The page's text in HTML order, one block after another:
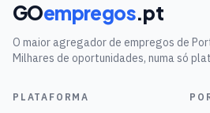
GOempregos.pt
O maior agregador de empregos de
Milhares de oportunidades, numa só
PLATAFORMA